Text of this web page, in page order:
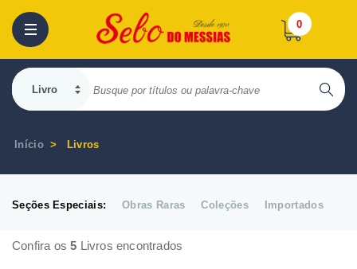
0
Início Livros
Seções Especiais: Obras Raras Coleções Importados
Confira os5 Livros encontrados